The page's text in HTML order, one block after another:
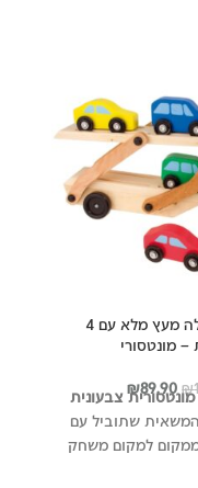
משאית הובלה מעץ מלא עם 4
– מונטסורי
₪ המחיר
המקורי
היה:
₪189.90.
₪89.90
המחיר
הנוכחי
הוא:
₪89.90.
צבעונית
המשאית שתוביל עם
ממקום למקום משחק